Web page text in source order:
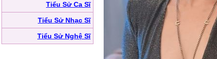
Tiểu Sử Ca Sĩ
Tiểu Sử Nhạc Sĩ
Tiểu Sử Nghệ Sĩ